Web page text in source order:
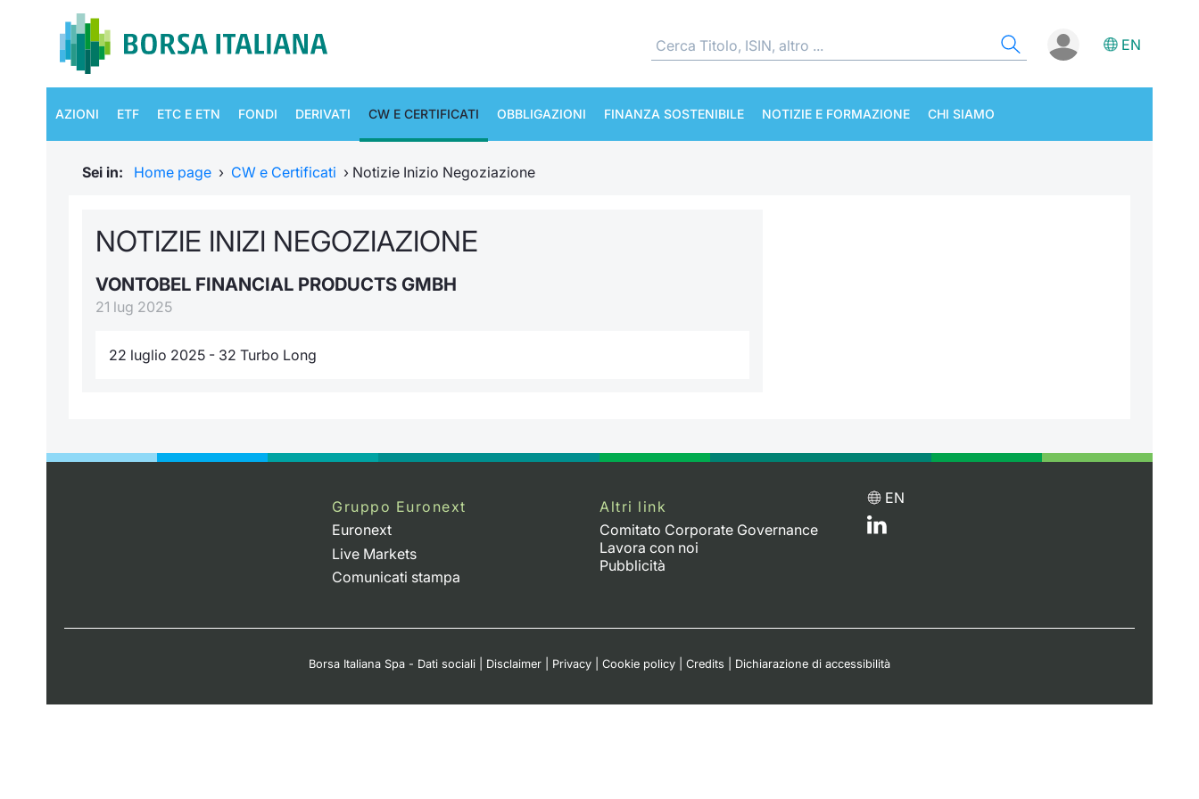
EN
AZIONI ETF ETC E ETN FONDI DERIVATI CW E CERTIFICATI OBBLIGAZIONI FINANZA SOSTENIBILE NOTIZIE E FORMAZIONE CHI SIAMO
Sei in: Home page › CW e Certificati › Notizie Inizio Negoziazione
NOTIZIE INIZI NEGOZIAZIONE
VONTOBEL FINANCIAL PRODUCTS GMBH
21 lug 2025
22 luglio 2025 - 32 Turbo Long
Gruppo Euronext
Euronext
Live Markets
Comunicati stampa
Altri link
Comitato Corporate Governance
Lavora con noi
Pubblicità
EN
Borsa Italiana Spa - Dati sociali Disclaimer Privacy Cookie policy Credits Dichiarazione di accessibilità